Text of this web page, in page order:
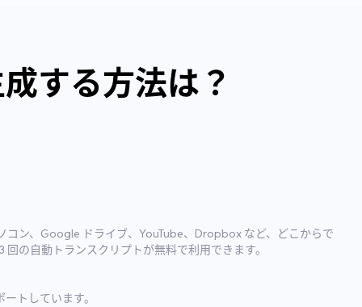
する方法は？
コン、Google ドライブ、YouTube、Dropbox など、どこからで
の自動トランスクリプトが無料で利用できます。
トしています。